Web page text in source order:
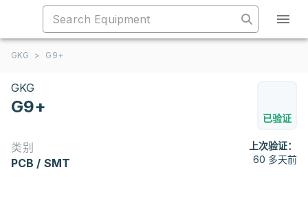
GKG > G9+
GKG
G9+
已验证
类别
PCB / SMT
上次验证：
60 多天前